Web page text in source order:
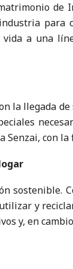
de
a una
la llegada
con
sostenible.
y
y, en